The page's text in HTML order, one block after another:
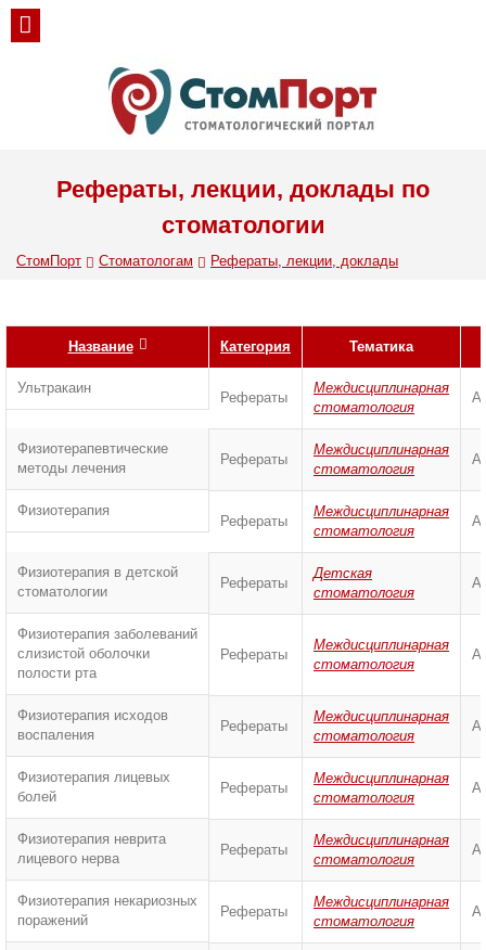
Рефераты, лекции, доклады по
стоматологии
СтомПорт Стоматологам Рефераты, лекции, доклады
Название Категория Тематика
Ультракаин
Рефераты
Междисциплинарная
стоматология
Физиотерапевтические
методы лечения
Рефераты
Междисциплинарная
стоматология
Физиотерапия
Рефераты
Междисциплинарная
стоматология
Физиотерапия в детской
стоматологии
Рефераты
Детская
стоматология
Физиотерапия заболеваний
слизистой оболочки
полости рта
Рефераты
Междисциплинарная
стоматология
Физиотерапия исходов
воспаления
Рефераты
Междисциплинарная
стоматология
Физиотерапия лицевых
болей
Рефераты
Междисциплинарная
стоматология
Физиотерапия неврита
лицевого нерва
Рефераты
Междисциплинарная
стоматология
Физиотерапия некариозных
поражений
Рефераты
Междисциплинарная
стоматология